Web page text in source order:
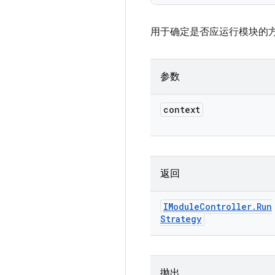
用于确定是否应运行模块的
参数
context
返回
IModuleController. Run
Strategy